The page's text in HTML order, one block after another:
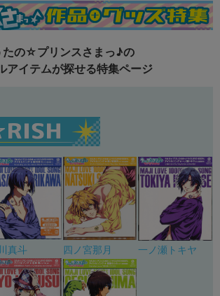
たの☆プリンスさまっ♪の
アイテムが探せる特集ページ
真斗 四ノ宮那月 一ノ瀬トキヤ